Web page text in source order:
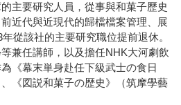
主要研究人員，從事與和菓子歷史
近代與近現代的歸檔檔案管理、展
從該社的主要研究職位提前退休。
兼任講師，以及擔任NHK大河劇飲
《幕末単身赴任下級武士の食日
《図説和菓子の歴史》（筑摩學藝